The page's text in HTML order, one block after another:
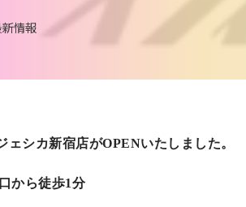
情報
ェシカ新宿店がOPENいたしました。
から徒歩1分